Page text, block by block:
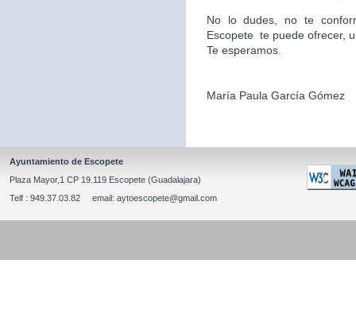
No lo dudes, no te
Escopete te puede ofrecer,
Te esperamos.
María Paula García Gómez
Ayuntamiento de Escopete
Plaza Mayor,1 CP 19.119 Escopete (Guadalajara)
Telf : 949.37.03.82 email: aytoescopete@gmail.com